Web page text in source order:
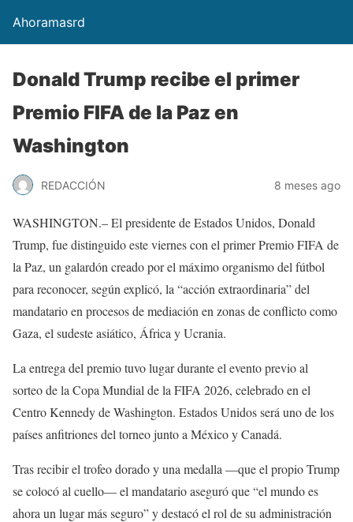
Ahoramasrd
Donald Trump recibe el primer
Premio FIFA de la Paz en
Washington
REDACCIÓN 8 meses ago
WASHINGTON.– El presidente de Estados Unidos, Donald
Trump, fue distinguido este viernes con el primer Premio FIFA de
la Paz, un galardón creado por el máximo organismo del fútbol
para reconocer, según explicó, la “acción extraordinaria” del
mandatario en procesos de mediación en zonas de conflicto como
Gaza, el sudeste asiático, África y Ucrania.
La entrega del premio tuvo lugar durante el evento previo al
sorteo de la Copa Mundial de la FIFA 2026, celebrado en el
Centro Kennedy de Washington. Estados Unidos será uno de los
países anfitriones del torneo junto a México y Canadá.
Tras recibir el trofeo dorado y una medalla —que el propio Trump
se colocó al cuello— el mandatario aseguró que “el mundo es
ahora un lugar más seguro” y destacó el rol de su administración